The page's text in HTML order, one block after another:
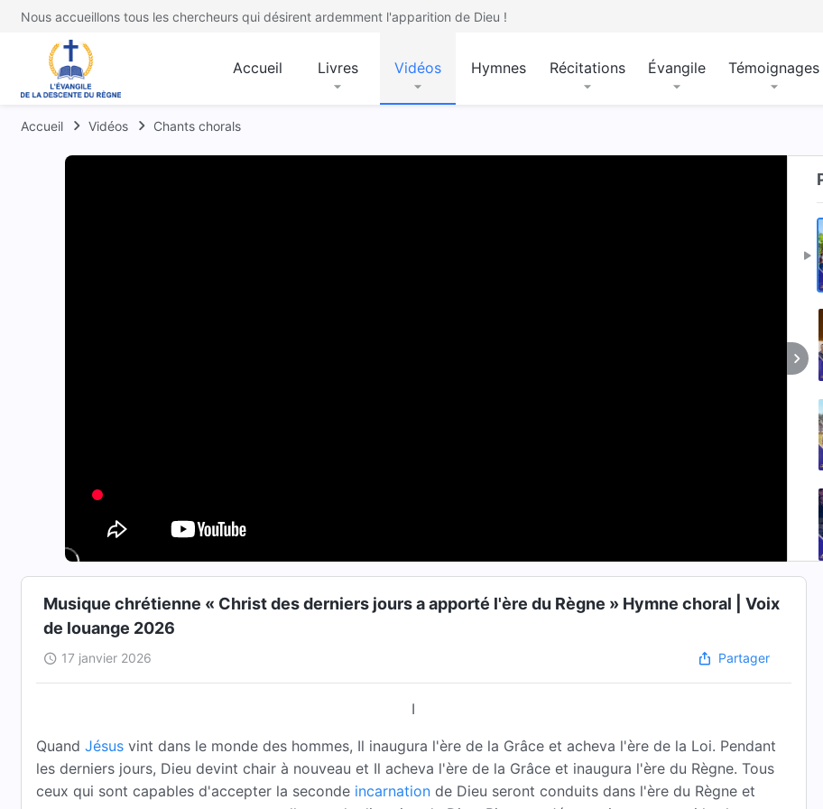
Nous accueillons tous les chercheurs qui désirent ardemment l'apparition de Dieu !
Accueil Livres Vidéos Hymnes Récitations Évangile Témoignages
Accueil Vidéos Chants chorals
Musique chrétienne « Christ des derniers jours a apporté l'ère du Règne » Hymne choral | Voix
de louange 2026
17 janvier 2026 Partager
I
Quand Jésus vint dans le monde des hommes, Il inaugura l'ère de la Grâce et acheva l'ère de la Loi. Pendant
les derniers jours, Dieu devint chair à nouveau et Il acheva l'ère de la Grâce et inaugura l'ère du Règne. Tous
ceux qui sont capables d'accepter la seconde incarnation de Dieu seront conduits dans l'ère du Règne et